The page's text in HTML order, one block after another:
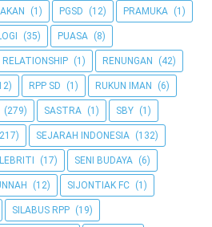
(1) PGSD (12) PRAMUKA (1)
(35) PUASA (8)
RELATIONSHIP (1) RENUNGAN (42)
RPP SD (1) RUKUN IMAN (6)
(279) SASTRA (1) SBY (1)
SEJARAH INDONESIA (132)
(17) SENI BUDAYA (6)
(12) SIJONTIAK FC (1)
SILABUS RPP (19)